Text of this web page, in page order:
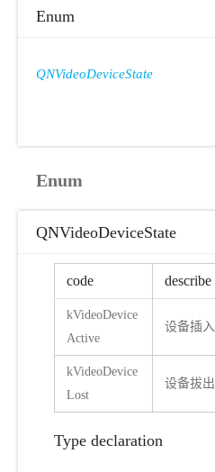
Enum
QNVideoDeviceState
Enum
QNVideoDeviceState
code describe
kVideoDevice
Active
设备插入
kVideoDevice
Lost
设备拔出
Type declaration